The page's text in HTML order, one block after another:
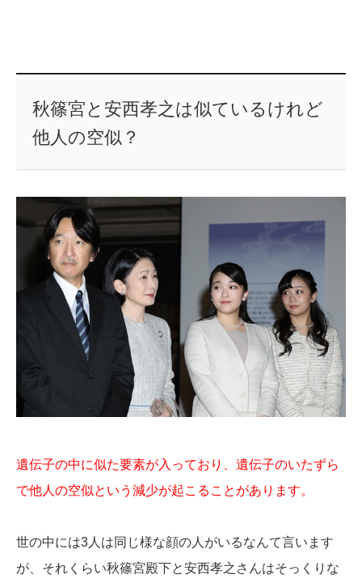
秋篠宮と安西孝之は似ているけれど
他人の空似？
遺伝子の中に似た要素が入っており、遺伝子のいたずら
で他人の空似という減少が起こることがあります。
世の中には3人は同じ様な顔の人がいるなんて言います
が、それくらい秋篠宮殿下と安西孝之さんはそっくりな